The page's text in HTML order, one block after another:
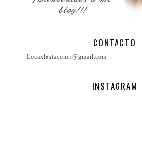
CONTACTO
Locaxlostacones@gmail.com
INSTAGRAM